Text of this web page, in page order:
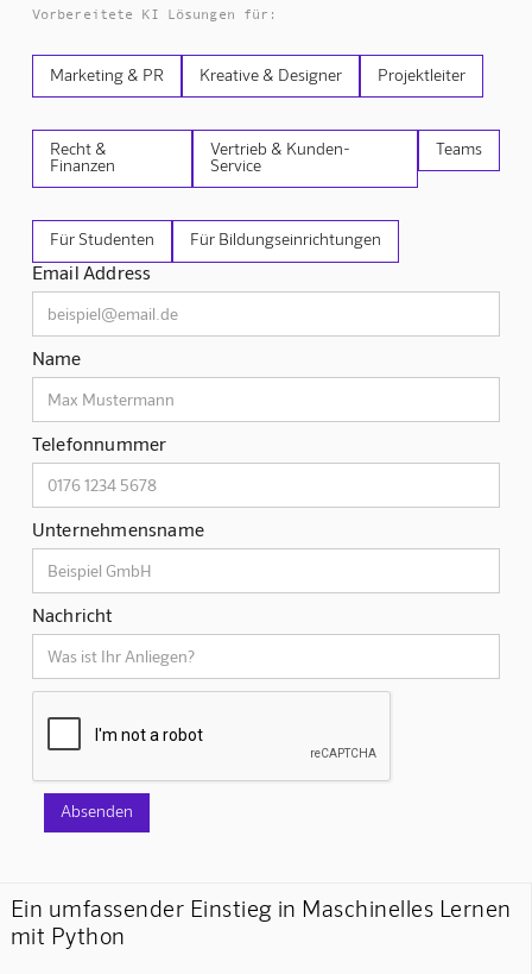
Vorbereitete KI Lösungen für:
Marketing & PR Kreative & Designer Projektleiter
Recht &
Finanzen
Vertrieb & Kunden-
Service
Teams
Für Studenten Für Bildungseinrichtungen
Email Address
Name
Telefonnummer
Unternehmensname
Nachricht
Ein umfassender Einstieg in Maschinelles Lernen
mit Python